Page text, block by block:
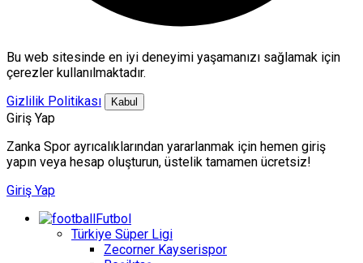
Bu web sitesinde en iyi deneyimi yaşamanızı sağlamak için
çerezler kullanılmaktadır.
Gizlilik Politikası
Kabul
Giriş Yap
Zanka Spor ayrıcalıklarından yararlanmak için hemen giriş
yapın veya hesap oluşturun, üstelik tamamen ücretsiz!
Giriş Yap
Futbol
Türkiye Süper Ligi
Zecorner Kayserispor